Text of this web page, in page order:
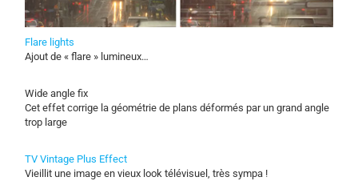
Flare lights
Ajout de « flare » lumineux…
Wide angle fix
Cet effet corrige la géométrie de plans déformés par un grand angle
trop large
TV Vintage Plus Effect
Vieillit une image en vieux look télévisuel, très sympa !